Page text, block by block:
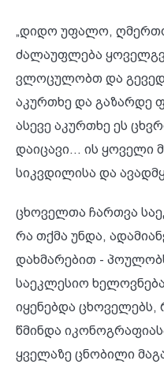
„დიდო უფალო,
ძალაუფლება
ვლოცულობთ და
აკურთხე და გაზარდე
ასევე აკურთხე ეს
დაიცავი... ის ყოველი
სიკვდილისა და
ცხოველთა ჩართვა
რა თქმა უნდა,
დახმარებით -
საეკლესიო
იყენებდა
წმინდა
ყველაზე ცნობილი